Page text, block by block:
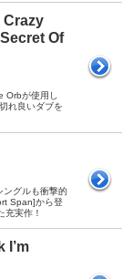
Crazy
Of
が使用し
れ良いダブを
ングルも衝撃的
Span]から登
実作！
I’m